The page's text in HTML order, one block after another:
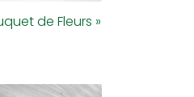
de Fleurs »